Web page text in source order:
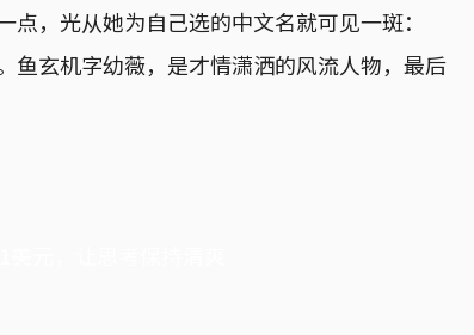
，光从她为自己选的中文名就可见一斑：
玄机字幼薇，是才情潇洒的风流人物，最后